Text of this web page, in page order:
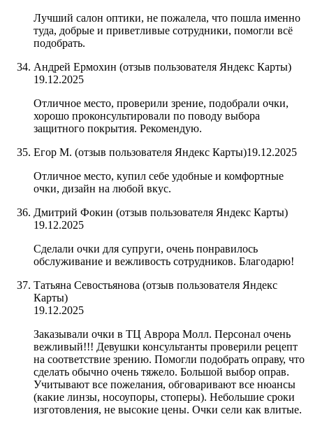
Лучший салон оптики, не пожалела, что пошла именно
туда, добрые и приветливые сотрудники, помогли всё
подобрать.
Андрей Ермохин (отзыв пользователя Яндекс Карты)
19.12.2025
Отличное место, проверили зрение, подобрали очки,
хорошо проконсультировали по поводу выбора
защитного покрытия. Рекомендую.
Егор М. (отзыв пользователя Яндекс Карты)19.12.2025
Отличное место, купил себе удобные и комфортные
очки, дизайн на любой вкус.
Дмитрий Фокин (отзыв пользователя Яндекс Карты)
19.12.2025
Сделали очки для супруги, очень понравилось
обслуживание и вежливость сотрудников. Благодарю!
Татьяна Севостьянова (отзыв пользователя Яндекс
Карты)
19.12.2025
Заказывали очки в ТЦ Аврора Молл. Персонал очень
вежливый!!! Девушки консультанты проверили рецепт
на соответствие зрению. Помогли подобрать оправу, что
сделать обычно очень тяжело. Большой выбор оправ.
Учитывают все пожелания, обговаривают все нюансы
(какие линзы, носоупоры, стоперы). Небольшие сроки
изготовления, не высокие цены. Очки сели как влитые.